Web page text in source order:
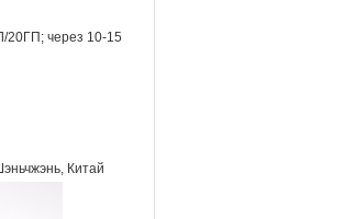
20ГП; через 10-15
Китай